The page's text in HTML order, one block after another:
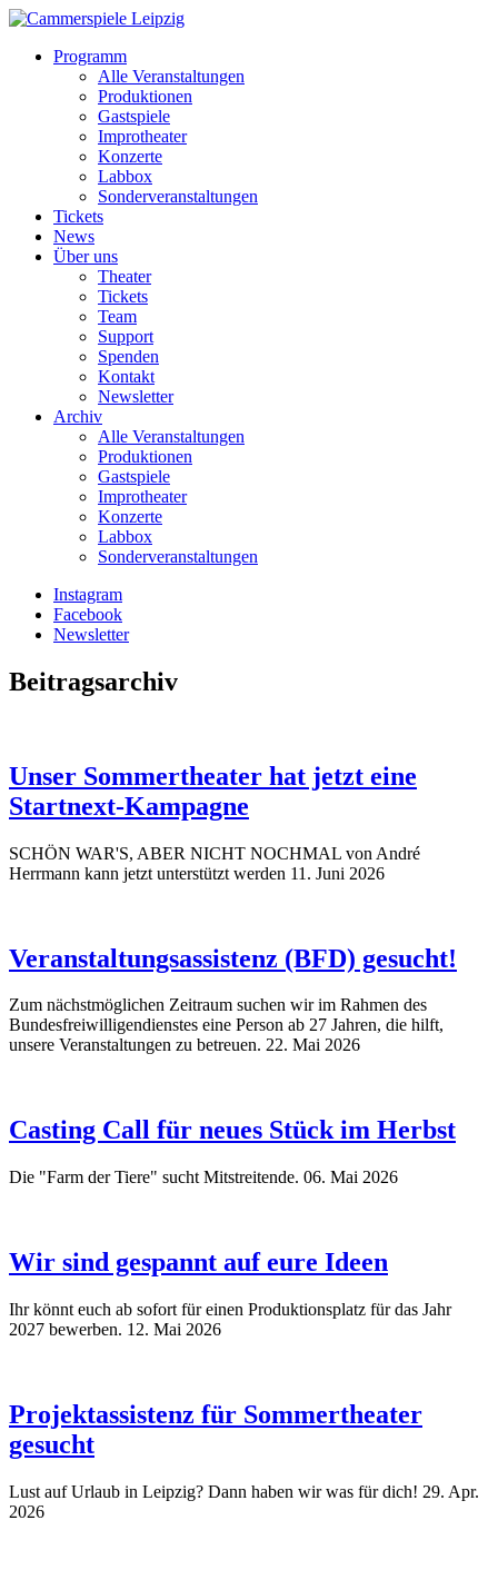
Programm
Alle Veranstaltungen
Produktionen
Gastspiele
Improtheater
Konzerte
Labbox
Sonderveranstaltungen
Tickets
News
Über uns
Theater
Tickets
Team
Support
Spenden
Kontakt
Newsletter
Archiv
Alle Veranstaltungen
Produktionen
Gastspiele
Improtheater
Konzerte
Labbox
Sonderveranstaltungen
Instagram
Facebook
Newsletter
Beitragsarchiv
Unser Sommertheater hat jetzt eine
Startnext-Kampagne
SCHÖN WAR'S, ABER NICHT NOCHMAL von André
Herrmann kann jetzt unterstützt werden 11. Juni 2026
Veranstaltungsassistenz (BFD) gesucht!
Zum nächstmöglichen Zeitraum suchen wir im Rahmen des
Bundesfreiwilligendienstes eine Person ab 27 Jahren, die hilft,
unsere Veranstaltungen zu betreuen. 22. Mai 2026
Casting Call für neues Stück im Herbst
Die "Farm der Tiere" sucht Mitstreitende. 06. Mai 2026
Wir sind gespannt auf eure Ideen
Ihr könnt euch ab sofort für einen Produktionsplatz für das Jahr
2027 bewerben. 12. Mai 2026
Projektassistenz für Sommertheater
gesucht
Lust auf Urlaub in Leipzig? Dann haben wir was für dich! 29. Apr.
2026